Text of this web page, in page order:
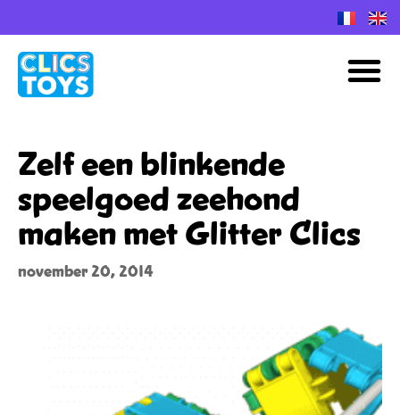
inhoud
Zelf een blinkende
speelgoed zeehond
maken met Glitter Clics
november 20, 2014